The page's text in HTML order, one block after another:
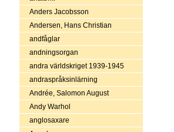
Anders Jacobsson
Andersen, Hans Christian
andfåglar
andningsorgan
andra världskriget 1939-1945
andraspråksinlärning
Andrée, Salomon August
Andy Warhol
anglosaxare